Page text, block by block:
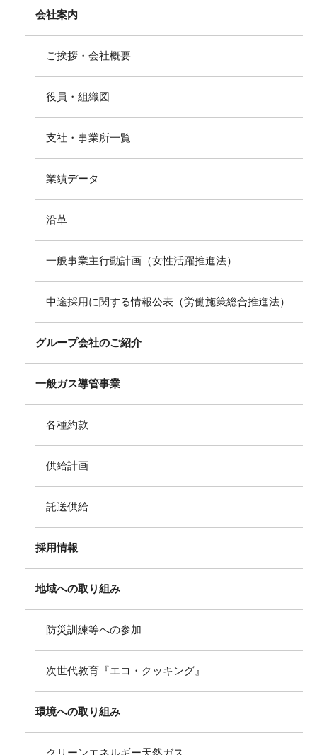
会社案内
ご挨拶・会社概要
役員・組織図
支社・事業所一覧
業績データ
沿革
一般事業主行動計画（女性活躍推進法）
中途採用に関する情報公表（労働施策総合推進法）
グループ会社のご紹介
一般ガス導管事業
各種約款
供給計画
託送供給
採用情報
地域への取り組み
防災訓練等への参加
次世代教育『エコ・クッキング』
環境への取り組み